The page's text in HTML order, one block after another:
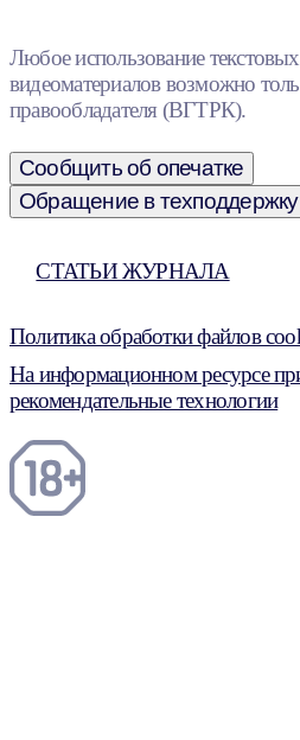
Любое использование
видеоматериалов возможно
правообладателя (ВГТРК).
Сообщить об опечатке
Обращение в техподдержку
СТАТЬИ ЖУРНАЛА
Политика обработки файлов
На информационном ресурсе
рекомендательные технологии